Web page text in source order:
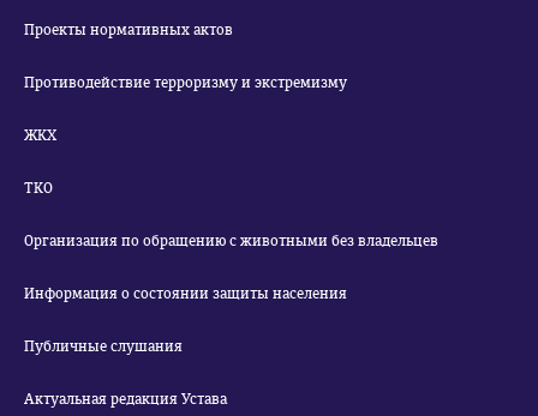
Проекты нормативных актов
Противодействие терроризму и экстремизму
ЖКХ
ТКО
Организация по обращению с животными без владельцев
Информация о состоянии защиты населения
Публичные слушания
Актуальная редакция Устава